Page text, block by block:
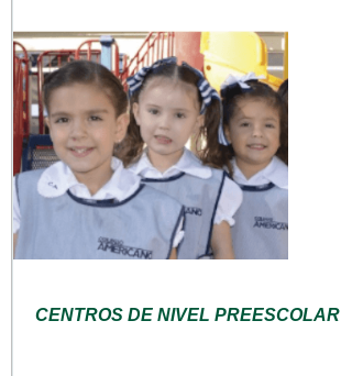
CENTROS DE NIVEL PREESCOLAR